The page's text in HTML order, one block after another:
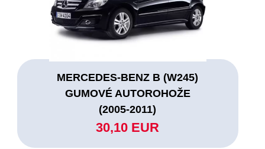
MERCEDES-BENZ B (W245)
GUMOVÉ AUTOROHOŽE
(2005-2011)
30,10 EUR